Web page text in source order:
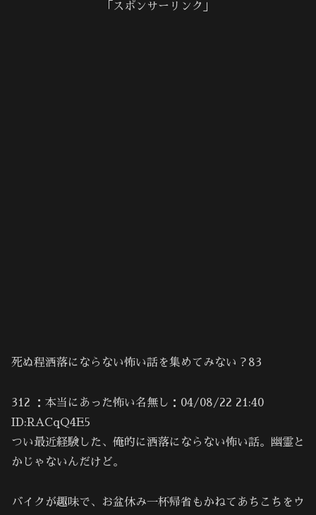
「スポンサーリンク」
死ぬ程洒落にならない怖い話を集めてみない？83
312 ：本当にあった怖い名無し：04/08/22 21:40
ID:RACqQ4E5
つい最近経験した、俺的に洒落にならない怖い話。幽霊と
かじゃないんだけど。
バイクが趣味で、お盆休み一杯帰省もかねてあちこちをウ